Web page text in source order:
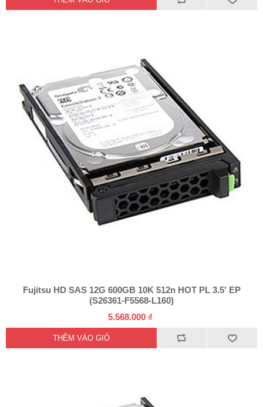
Fujitsu HD SAS 12G 600GB 10K 512n HOT PL 3.5' EP
(S26361-F5568-L160)
5.568.000 ₫